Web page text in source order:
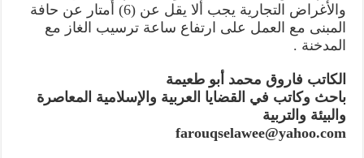
والأغراض التجارية يجب ألا يقل عن (6) أمتار عن حافة
المبنى مع العمل على ارتفاع ساعة ترسيب الغاز مع
المدخنة .
الكاتب فاروق محمد أبو طعيمة
باحث وكاتب في القضايا العربية والإسلامية المعاصرة
والبيئة والتربية
farouqselawee@yahoo.com